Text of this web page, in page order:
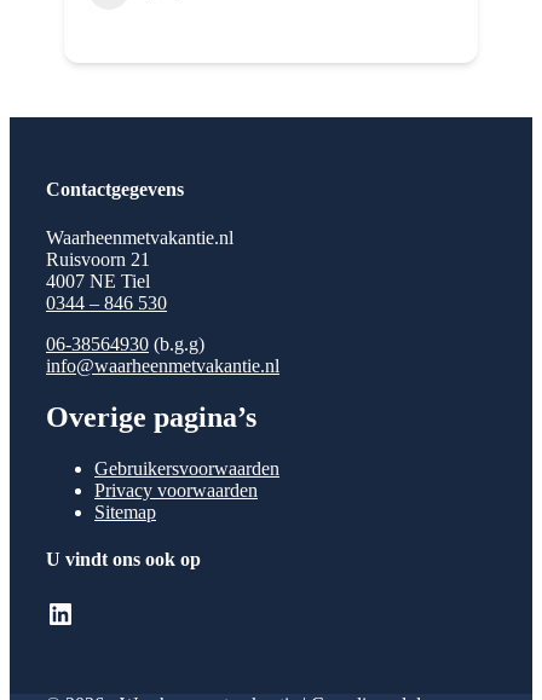
Contactgegevens
Waarheenmetvakantie.nl
Ruisvoorn 21
4007 NE Tiel
0344 – 846 530
06-38564930 (b.g.g)
info@waarheenmetvakantie.nl
Overige pagina’s
Gebruikersvoorwaarden
Privacy voorwaarden
Sitemap
U vindt ons ook op
LinkedIn